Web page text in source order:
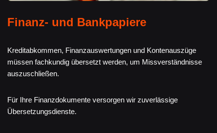
Finanz- und Bankpapiere
Kreditabkommen, Finanzauswertungen und Kontenauszüge
müssen fachkundig übersetzt werden, um Missverständnisse
auszuschließen.
Für Ihre Finanzdokumente versorgen wir zuverlässige
Übersetzungsdienste.